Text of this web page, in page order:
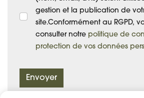
gestion et la publication de
site.Conformément au RGPD,
consulter notre politique de
protection de vos données
Envoyer